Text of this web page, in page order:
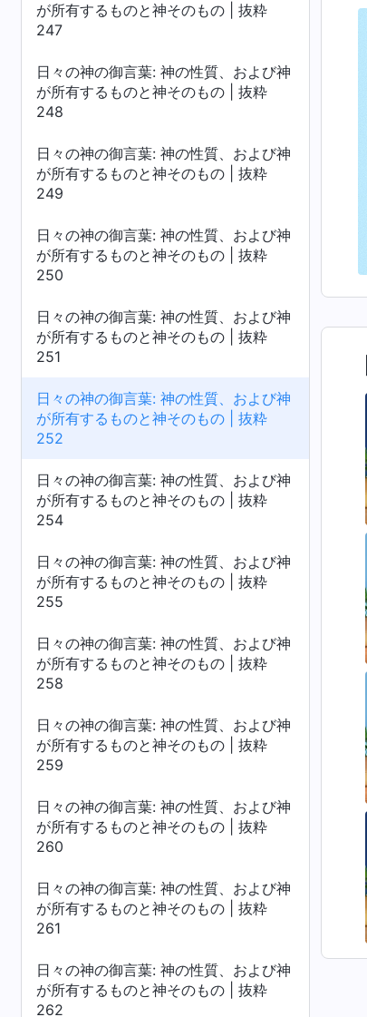
が所有するものと神そのもの | 抜粋
247
日々の神の御言葉: 神の性質、および神
が所有するものと神そのもの | 抜粋
248
日々の神の御言葉: 神の性質、および神
が所有するものと神そのもの | 抜粋
249
日々の神の御言葉: 神の性質、および神
が所有するものと神そのもの | 抜粋
250
日々の神の御言葉: 神の性質、および神
が所有するものと神そのもの | 抜粋
251
日々の神の御言葉: 神の性質、および神
が所有するものと神そのもの | 抜粋
252
日々の神の御言葉: 神の性質、および神
が所有するものと神そのもの | 抜粋
254
日々の神の御言葉: 神の性質、および神
が所有するものと神そのもの | 抜粋
255
日々の神の御言葉: 神の性質、および神
が所有するものと神そのもの | 抜粋
258
日々の神の御言葉: 神の性質、および神
が所有するものと神そのもの | 抜粋
259
日々の神の御言葉: 神の性質、および神
が所有するものと神そのもの | 抜粋
260
日々の神の御言葉: 神の性質、および神
が所有するものと神そのもの | 抜粋
261
日々の神の御言葉: 神の性質、および神
が所有するものと神そのもの | 抜粋
262